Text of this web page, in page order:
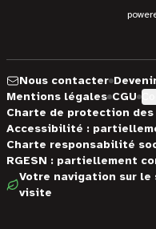
Nous contacter
Mentions légales CGU
Charte de protection des
Accessibilité :
Charte responsabilité
RGESN : partiellement
Votre navigation sur le
visite